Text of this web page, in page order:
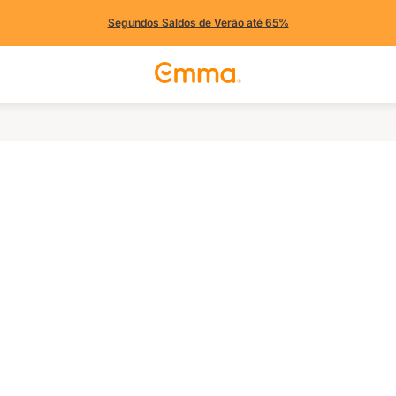
Segundos Saldos de Verão até 65%